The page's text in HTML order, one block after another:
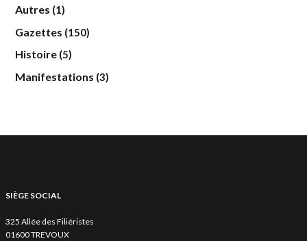
Autres (1)
Gazettes (150)
Histoire (5)
Manifestations (3)
SIÈGE SOCIAL
325 Allée des Filiéristes
01600 TREVOUX